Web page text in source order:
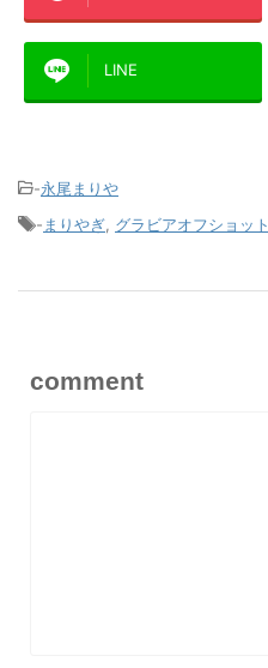
LINE
-永尾まりや
- まりやぎ グラビアオフショット
comment